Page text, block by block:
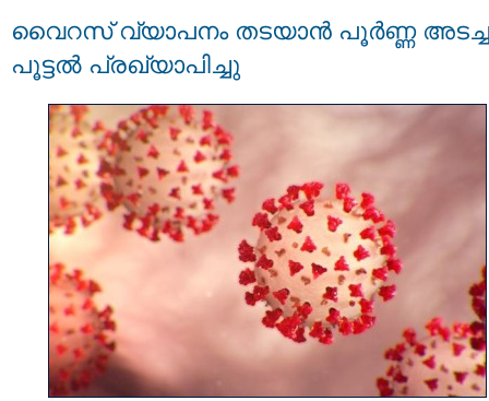
വൈറസ് വ്യാപനം തടയാന്‍ പൂര്‍ണ്ണ
പൂട്ടല്‍ പ്രഖ്യാപിച്ചു